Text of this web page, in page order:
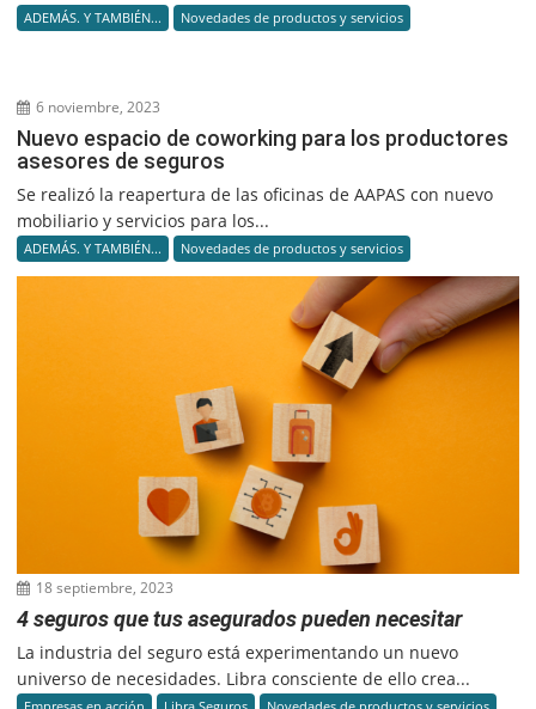
ADEMÁS. Y TAMBIÉN... Novedades de productos y servicios
6 noviembre, 2023
Nuevo espacio de coworking para los productores
asesores de seguros
Se realizó la reapertura de las oficinas de AAPAS con nuevo
mobiliario y servicios para los...
ADEMÁS. Y TAMBIÉN... Novedades de productos y servicios
18 septiembre, 2023
4 seguros que tus asegurados pueden necesitar
La industria del seguro está experimentando un nuevo
universo de necesidades. Libra consciente de ello crea...